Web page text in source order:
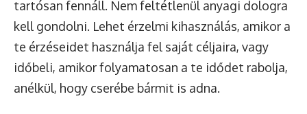
tartósan fennáll. Nem feltétlenül anyagi dologra
kell gondolni. Lehet érzelmi kihasználás, amikor a
te érzéseidet használja fel saját céljaira, vagy
időbeli, amikor folyamatosan a te idődet rabolja,
anélkül, hogy cserébe bármit is adna.